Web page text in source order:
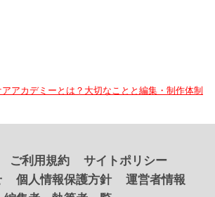
アカデミーとは？大切なことと編集・制作体制
ご利用規約
サイトポリシー
個人情報保護方針
運営者情報